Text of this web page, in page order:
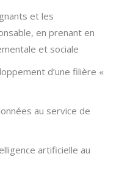
et les
en prenant en
et sociale
d’une filière «
au service de
artificielle au